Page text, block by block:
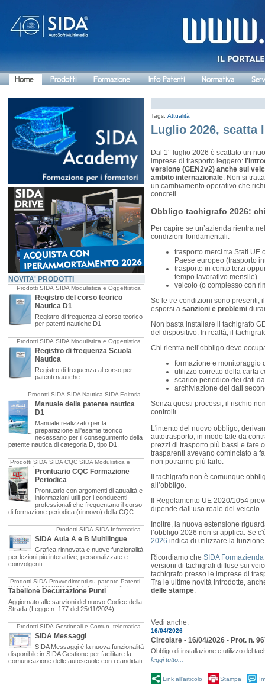
Home Prodotti Formazione Info Patenti Normativa
NOVITA' PRODOTTI
Prodotti SIDA SIDA Modulistica e Oggettistica
Registro del corso teorico
Nautica D1
Registro di frequenza al corso teorico
per patenti nautiche D1
Prodotti SIDA SIDA Modulistica e Oggettistica
Registro di frequenza Scuola
Nautica
Registro di frequenza al corso per
patenti nautiche
Prodotti SIDA SIDA Nautica SIDA Editoria
Manuale della patente nautica
D1
Manuale realizzato per la
preparazione all'esame teorico
necessario per il conseguimento della
patente nautica di categoria D, tipo D1.
Prodotti SIDA SIDA CQC SIDA Modulistica e
OggettisticaProntuario CQC Formazione
Periodica
Prontuario con argomenti di attualità e
informazioni utili per i conducenti
professionali che frequentano il corso
di formazione periodica (rinnovo) della CQC
Prodotti SIDA SIDA Informatica
SIDA Aula A e B Multilingue
Grafica rinnovata e nuove funzionalità
per lezioni più interattive, personalizzate e
coinvolgenti
Prodotti SIDA Provvedimenti su patente Patenti
C-D Patenti AM SIDA Modulistica e Oggettistica
Tabellone Decurtazione Punti
Aggiornato alle sanzioni del nuovo Codice della
Strada (Legge n. 177 del 25/11/2024)
Prodotti SIDA Gestionali e Comun. telematica
SIDA Messaggi
SIDA Messaggi è la nuova funzionalità
disponibile in SIDA Gestione per facilitare la
comunicazione delle autoscuole con i candidati.
Tags: Attualità
Luglio 2026, scatta
Dal 1° luglio 2026 è scattato un
imprese di trasporto leggero:
versione (GEN2v2) anche sui
ambito internazionale. Non si
un cambiamento operativo che
concreti.
Obbligo tachigrafo 2026:
Per capire se un’azienda rientra
condizioni fondamentali:
trasporto merci tra Stati UE
Paese europeo (trasporto
trasporto in conto terzi
tempo lavorativo mensile)
veicolo (o complesso con
Se le tre condizioni sono presenti,
esporsi a sanzioni e problemi
Non basta installare il tachigrafo
del dispositivo. In realtà, il
Chi rientra nell’obbligo deve
formazione e monitoraggio
utilizzo corretto della carta
scarico periodico dei dati
archiviazione dei dati
Senza questi processi, il rischio
controlli.
L'intento del nuovo obbligo,
autotrasporto, in modo tale da
prezzi di trasporto più bassi e fare
trasparenti avevano cominciato a
non potranno più farlo.
Il tachigrafo non è comunque
all’obbligo.
Il Regolamento UE 2020/1054
dipende dall’uso reale del veicolo.
Inoltre, la nuova estensione
l’obbligo 2026 non si applica. Se
2026 indica di utilizzare la
Ricordiamo che SIDA
versioni di tachigrafi diffuse sui
tachigrafo presso le imprese di
Tra le ultime novità introdotte,
delle stampe.
Vedi anche:
16/04/2026
Circolare - 16/04/2026 - Prot. n.
Obbligo di installazione e utilizzo del
leggi tutto...
Link all'articolo Stampa